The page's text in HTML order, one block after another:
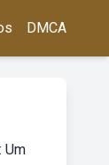
DMCA
Um